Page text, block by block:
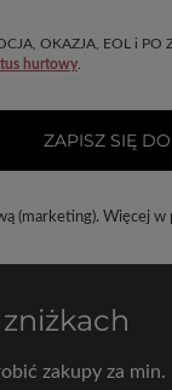
OKAZJA, EOL i PO
hurtowy.
(marketing). Więcej w
ZAPISZ SIĘ
zakupy za min.